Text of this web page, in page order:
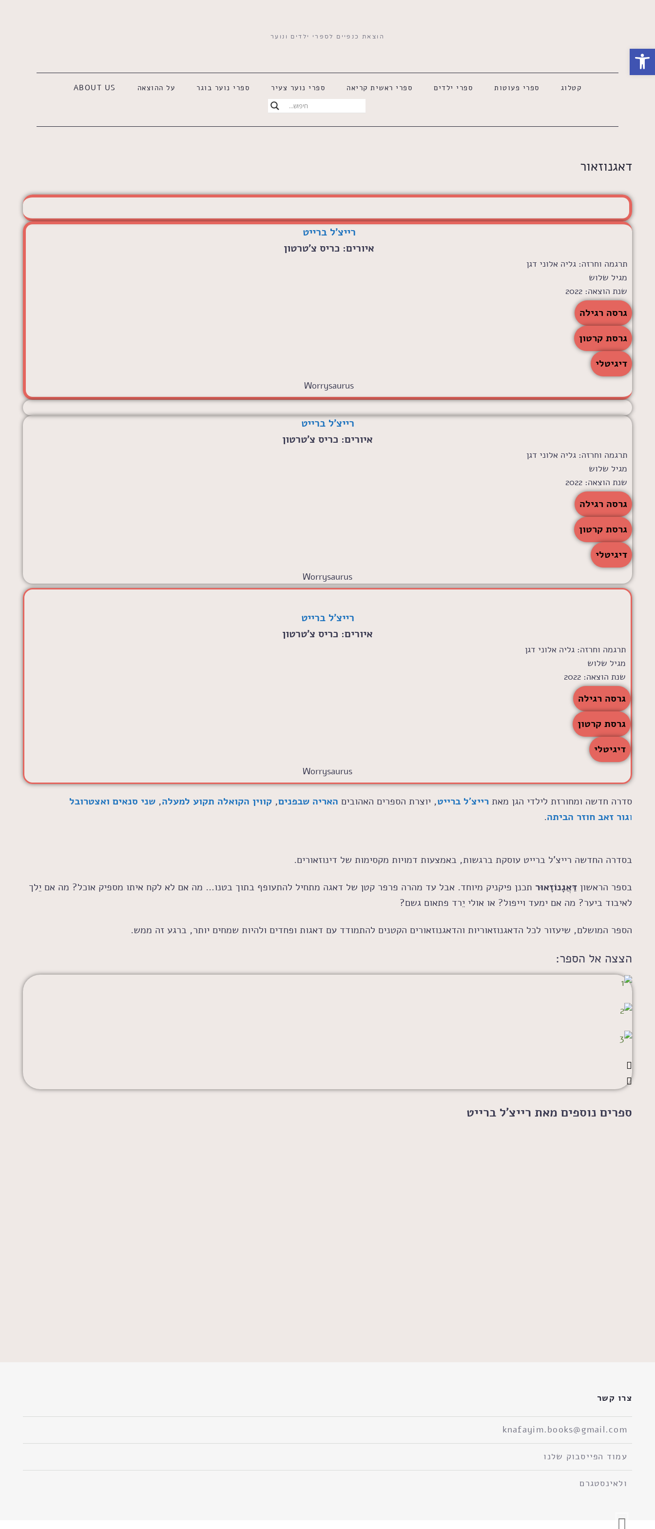
הוצאת כנפיים לספרי ילדים ונוער
קטלוג ספרי פעוטות ספרי ילדים ספרי ראשית קריאה ספרי נוער צעיר ספרי נוער בוגר על ההוצאה ABOUT US
דאגנוזאור
רייצ'ל ברייט
איורים: כריס צ'טרטון
תרגמה וחרזה: גליה אלוני דגן
מגיל שלוש
שנת הוצאה: 2022
לרכישה:
גרסה רגילה
גרסת קרטון
דיגיטלי
Worrysaurus
רייצ'ל ברייט
איורים: כריס צ'טרטון
תרגמה וחרזה: גליה אלוני דגן
מגיל שלוש
שנת הוצאה: 2022
לרכישה:
גרסה רגילה
גרסת קרטון
דיגיטלי
Worrysaurus
רייצ'ל ברייט
איורים: כריס צ'טרטון
תרגמה וחרזה: גליה אלוני דגן
מגיל שלוש
שנת הוצאה: 2022
לרכישה:
גרסה רגילה
גרסת קרטון
דיגיטלי
Worrysaurus
סדרה חדשה ומחורזת לילדי הגן מאתרייצ'ל ברייט, יוצרת הספרים האהובים האריה שבפנים, קווין הקואלה תקוע למעלה,שני סנאים ואצטרובל
וגור זאב חוזר הביתה.
בסדרה החדשה רייצ'ל ברייט עוסקת ברגשות, באמצעות דמויות מקסימות של דינוזאורים.
בספר הראשון דַּאֲגָנוֹזָאוּר תכנן פיקניק מיוחד. אבל עד מהרה פרפר קטן של דאגה מתחיל להתעופף בתוך בטנו… מה אם לא לקח איתו מספיק אוכל? מה אם יֵלך
לאיבוד ביער? מה אם ימעד וייפול? או אולי יֵרד פתאום גשם?
הספר המושלם, שיעזור לכל הדאגנוזאוריות והדאגנוזאורים הקטנים להתמודד עם דאגות ופחדים ולהיות שמחים יותר, ברגע זה ממש.
הצצה אל הספר:
ספרים נוספים מאת רייצ'ל ברייט
צרו קשר
knafayim.books@gmail.com
עמוד הפייסבוק שלנו
ולאינסטגרם
פתח סרגל נגישות